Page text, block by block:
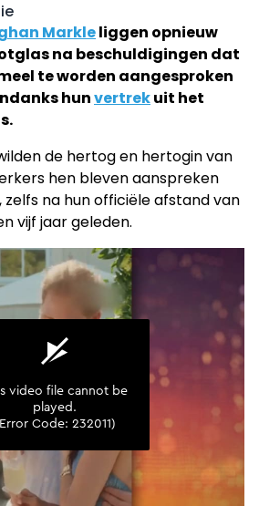
Markleliggen opnieuw
na beschuldigingen dat
te worden aangesproken
hunvertrekuit het
de hertog en hertogin van
hen bleven aanspreken
zelfs na hun officiële afstand van
vijf jaar geleden.